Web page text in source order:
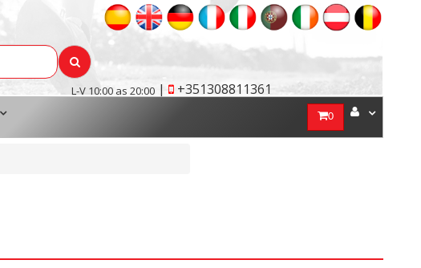
L-V 10:00 as 20:00 | +351308811361
0